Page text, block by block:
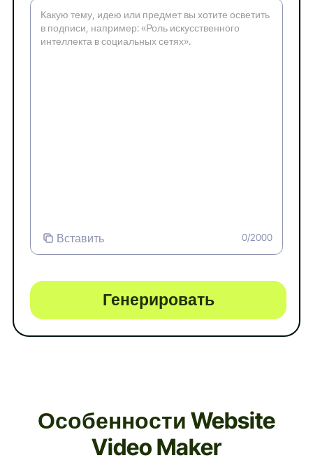
Вставить 0/2000
Генерировать
Особенности Website
Video Maker